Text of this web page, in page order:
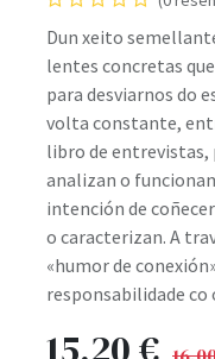
Dun xeito
lentes concretas
para desviarnos do
volta constante,
libro de entrevistas,
analizan o
intención de
o caracterizan. A
«humor de
responsabilidade